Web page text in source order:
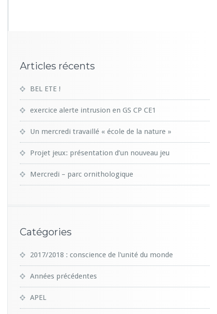
Articles récents
BEL ETE !
exercice alerte intrusion en GS CP CE1
Un mercredi travaillé « école de la nature »
Projet jeux: présentation d’un nouveau jeu
Mercredi – parc ornithologique
Catégories
2017/2018 : conscience de l'unité du monde
Années précédentes
APEL